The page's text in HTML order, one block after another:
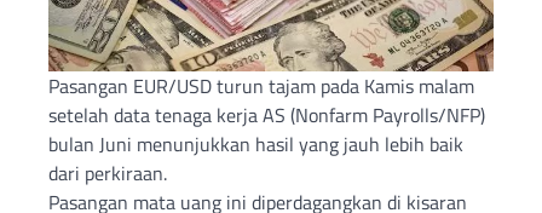
Pasangan EUR/USD turun tajam pada Kamis malam
setelah data tenaga kerja AS (Nonfarm Payrolls/NFP)
bulan Juni menunjukkan hasil yang jauh lebih baik
dari perkiraan.
Pasangan mata uang ini diperdagangkan di kisaran